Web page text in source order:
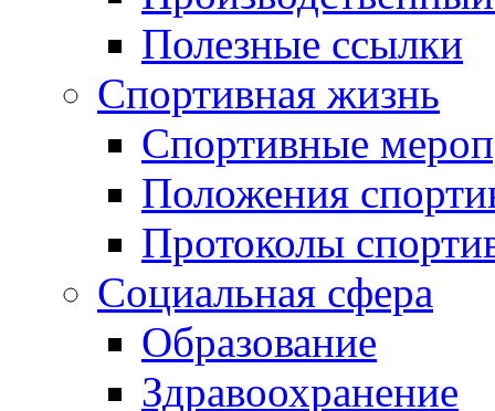
Полезные ссылки
Спортивная жизнь
Спортивные
Положения
Протоколы
Социальная сфера
Образование
Здравоохранение